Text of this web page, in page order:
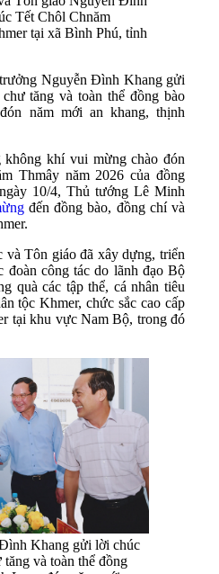
Tết Chôl Chnăm
tại xã Bình Phú, tỉnh
Nguyễn Đình Khang gửi
tăng và toàn thể đồng bào
năm mới an khang, thịnh
khí vui mừng chào đón
Thmây năm 2026 của đồng
10/4, Thủ tướng Lê Minh
đến đồng bào, đồng chí và
Tôn giáo đã xây dựng, triển
đoàn công tác do lãnh đạo Bộ
quà các tập thể, cá nhân tiêu
tộc Khmer, chức sắc cao cấp
tại khu vực Nam Bộ, trong đó
Khang gửi lời chúc
và toàn thể đồng